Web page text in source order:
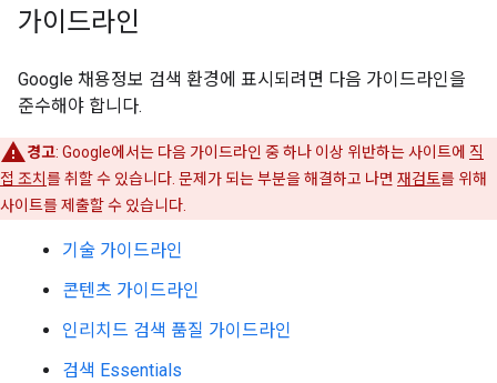
가이드라인
Google 채용정보 검색 환경에 표시되려면 다음 가이드라인을
준수해야 합니다.
경고: Google에서는 다음 가이드라인 중 하나 이상 위반하는 사이트에 직
접 조치 를 취할 수 있습니다. 문제가 되는 부분을 해결하고 나면 재검토를 위해
사이트를 제출할 수 있습니다.
기술 가이드라인
콘텐츠 가이드라인
인리치드 검색 품질 가이드라인
검색 Essentials